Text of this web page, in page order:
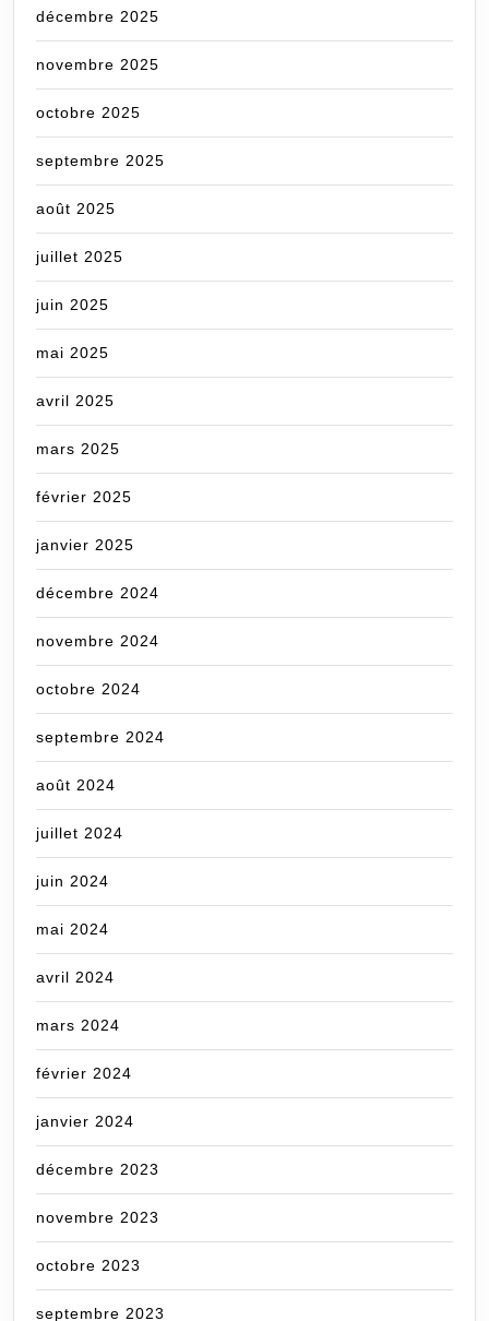
décembre 2025
novembre 2025
octobre 2025
septembre 2025
août 2025
juillet 2025
juin 2025
mai 2025
avril 2025
mars 2025
février 2025
janvier 2025
décembre 2024
novembre 2024
octobre 2024
septembre 2024
août 2024
juillet 2024
juin 2024
mai 2024
avril 2024
mars 2024
février 2024
janvier 2024
décembre 2023
novembre 2023
octobre 2023
septembre 2023